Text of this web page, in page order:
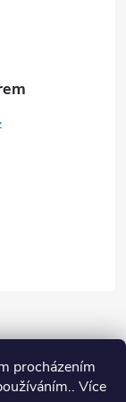
procházením
Více